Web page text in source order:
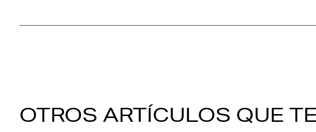
OTROS ARTÍCULOS QUE